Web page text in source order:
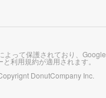
よって保護されており、
と利用規約が適用されます。
DonutCompany Inc.